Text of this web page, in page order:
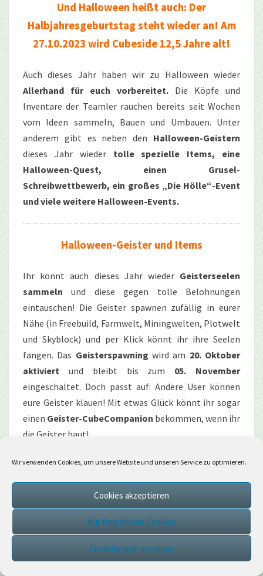
Wir verwenden Cookies, um unsere Website und unseren Service zu optimieren.
Cookies akzeptieren
Nur funktionale Cookies
Einstellungen anzeigen
Und Halloween heißt auch: Der
Halbjahresgeburtstag steht wieder an! Am
27.10.2023 wird Cubeside 12,5 Jahre alt!
Auch dieses Jahr haben wir zu Halloween wieder
Allerhand für euch vorbereitet. Die Köpfe und
Inventare der Teamler rauchen bereits seit Wochen
vom Ideen sammeln, Bauen und Umbauen. Unter
anderem gibt es neben den Halloween-Geistern
dieses Jahr wieder tolle spezielle Items, eine
Halloween-Quest, einen Grusel-
Schreibwettbewerb, ein großes „Die Hölle“-Event
und viele weitere Halloween-Events.
Halloween-Geister und Items
Ihr könnt auch dieses Jahr wieder Geisterseelen
sammeln und diese gegen tolle Belohnungen
eintauschen! Die Geister spawnen zufällig in eurer
Nähe (in Freebuild, Farmwelt, Miningwelten, Plotwelt
und Skyblock) und per Klick könnt ihr ihre Seelen
fangen. Das Geisterspawning wird am 20. Oktober
aktiviert und bleibt bis zum 05. November
eingeschaltet. Doch passt auf: Andere User können
eure Geister klauen! Mit etwas Glück könnt ihr sogar
einen Geister-CubeCompanion bekommen, wenn ihr
die Geister haut!
Tauscht die Geisterseelen beimGeisterjägeram
Spawn gegen eineSeelen-Box, in der unter anderem
Süßigkeitenboxen, dieTeam-Halloween Case
einzigartigen gruseligen Teamlerköpfen, und
Einzelteile unseres diesjährigenHalloween-Banners
enthalten sind. Mit etwas Glück könnt ihr auch
seltene Items aus der Seelen-Box erhalten, wie